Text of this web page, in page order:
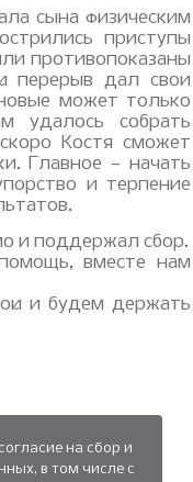
сына физическим
приступы
противопоказаны
перерыв дал свои
может только
удалось собрать
Костя сможет
Главное — начать
и терпение
и поддержал сбор.
вместе нам
и будем держать
на сбор и
в том числе с